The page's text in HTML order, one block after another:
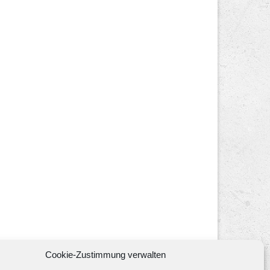
Cookie-Zustimmung verwalten